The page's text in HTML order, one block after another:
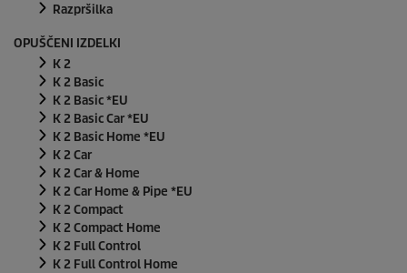
Razpršilka
OPUŠČENI IZDELKI
K 2
K 2 Basic
K 2 Basic *EU
K 2 Basic Car *EU
K 2 Basic Home *EU
K 2 Car
K 2 Car & Home
K 2 Car Home & Pipe *EU
K 2 Compact
K 2 Compact Home
K 2 Full Control
K 2 Full Control Home